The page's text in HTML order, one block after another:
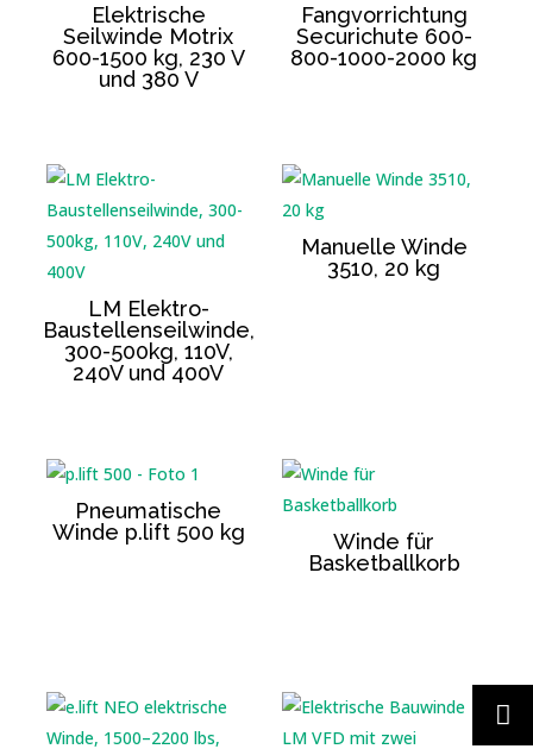
Elektrische
Seilwinde Motrix
600-1500 kg, 230 V
und 380 V
Fangvorrichtung
Securichute 600-
800-1000-2000 kg
LM Elektro-
Baustellenseilwinde,
300-500kg, 110V,
240V und 400V
Manuelle Winde
3510, 20 kg
Pneumatische
Winde p.lift 500 kg
Winde für
Basketballkorb